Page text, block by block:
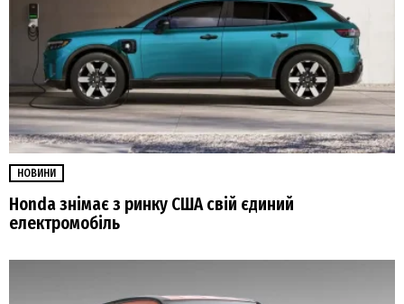
НОВИНИ
Honda знімає з ринку США свій єдиний
електромобіль